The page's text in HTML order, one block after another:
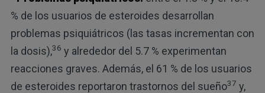
% de los usuarios de esteroides desarrollan
problemas psiquiátricos (las tasas incrementan con
la dosis),36 y alrededor del 5.7 % experimentan
reacciones graves. Además, el 61 % de los usuarios
de esteroides reportaron trastornos del sueño37 y,